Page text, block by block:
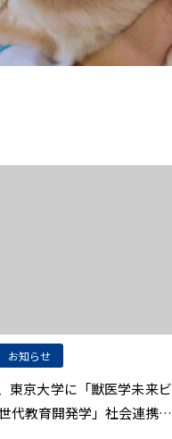
お知らせ
東京大学に「獣医学未来ビ
代教育開発学」社会連携講